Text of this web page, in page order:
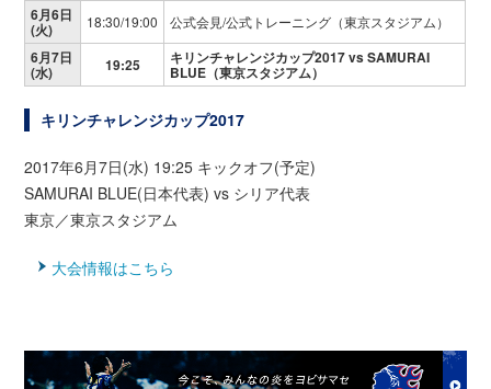
6月6日
(火) 18:30/19:00 公式会見/公式トレーニング（東京スタジアム）
6月7日
(水) 19:25 キリンチャレンジカップ2017 vs SAMURAI
BLUE（東京スタジアム）
キリンチャレンジカップ2017
2017年6月7日(水) 19:25 キックオフ(予定)
SAMURAI BLUE(日本代表) vs シリア代表
東京／東京スタジアム
大会情報はこちら